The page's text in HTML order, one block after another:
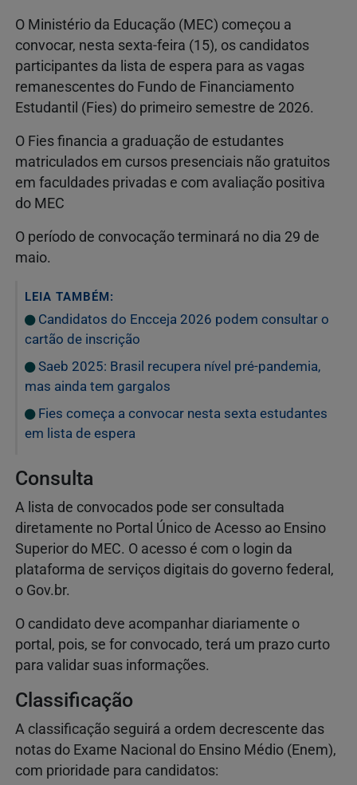
O Ministério da Educação (MEC) começou a
convocar, nesta sexta-feira (15), os candidatos
participantes da lista de espera para as vagas
remanescentes do Fundo de Financiamento
Estudantil (Fies) do primeiro semestre de 2026.
O Fies financia a graduação de estudantes
matriculados em cursos presenciais não gratuitos
em faculdades privadas e com avaliação positiva
do MEC
O período de convocação terminará no dia 29 de
maio.
LEIA TAMBÉM:
Candidatos do Encceja 2026 podem consultar o
cartão de inscrição
Saeb 2025: Brasil recupera nível pré-pandemia,
mas ainda tem gargalos
Fies começa a convocar nesta sexta estudantes
em lista de espera
Consulta
A lista de convocados pode ser consultada
diretamente no Portal Único de Acesso ao Ensino
Superior do MEC. O acesso é com o login da
plataforma de serviços digitais do governo federal,
o Gov.br.
O candidato deve acompanhar diariamente o
portal, pois, se for convocado, terá um prazo curto
para validar suas informações.
Classificação
A classificação seguirá a ordem decrescente das
notas do Exame Nacional do Ensino Médio (Enem),
com prioridade para candidatos: